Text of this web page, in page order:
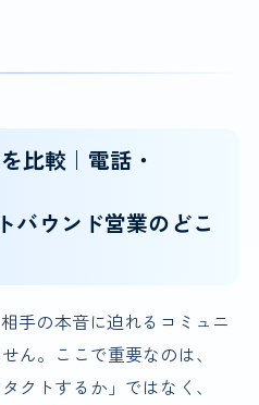
比較｜電話・
バウンド営業のどこ
手の本音に迫れるコミュニ
ん。ここで重要なのは、
クトするか」ではなく、